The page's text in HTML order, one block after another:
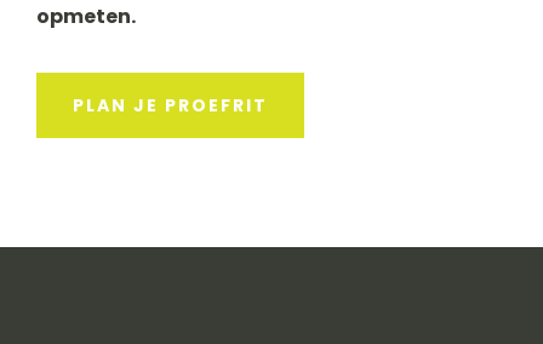
opmeten.
PLAN JE PROEFRIT